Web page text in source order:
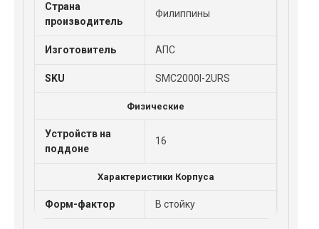
Страна
производитель
Филиппины
Изготовитель АПС
SKU SMC2000I-2URS
Физические
Устройств на
поддоне
16
Характеристики Корпуса
Форм-фактор В стойку